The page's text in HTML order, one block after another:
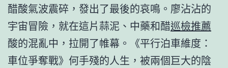
醋酸氣波震碎，發出了最後的哀鳴。廖沾沾的
宇宙冒險，就在這片蒜泥、中藥和醋巡檢推薦
酸的混亂中，拉開了帷幕。《平行泊車維度：
車位爭奪戰》何手殘的人生，被兩個巨大的陰